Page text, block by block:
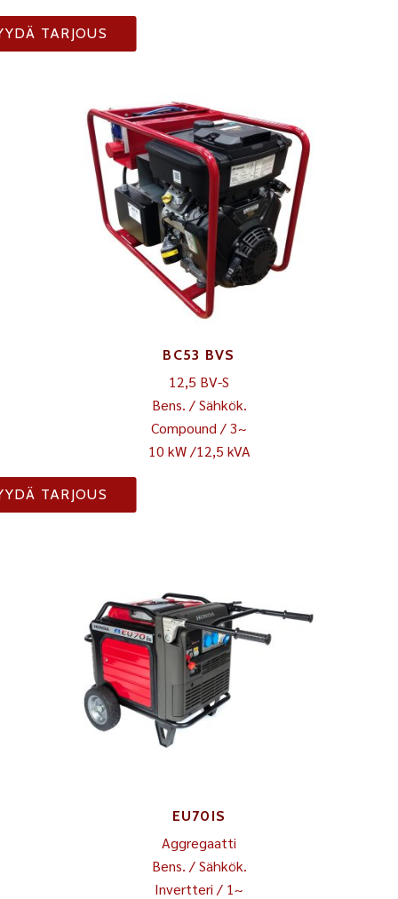
TARJOUS
BC53 BVS
12,5 BV-S
Bens. / Sähkök.
Compound / 3~
10 kW /12,5 kVA
TARJOUS
EU70IS
Aggregaatti
Bens. / Sähkök.
Invertteri / 1~